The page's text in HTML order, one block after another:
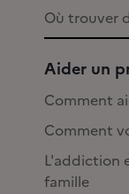
Où trouver
Aider un
Comment
Comment
L'addiction
famille